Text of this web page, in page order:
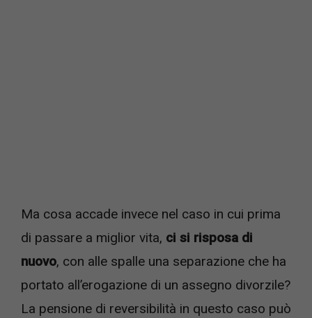
Ma cosa accade invece nel caso in cui prima
di passare a miglior vita, ci si risposa di
nuovo, con alle spalle una separazione che ha
portato all’erogazione di un assegno divorzile?
La pensione di reversibilità in questo caso può